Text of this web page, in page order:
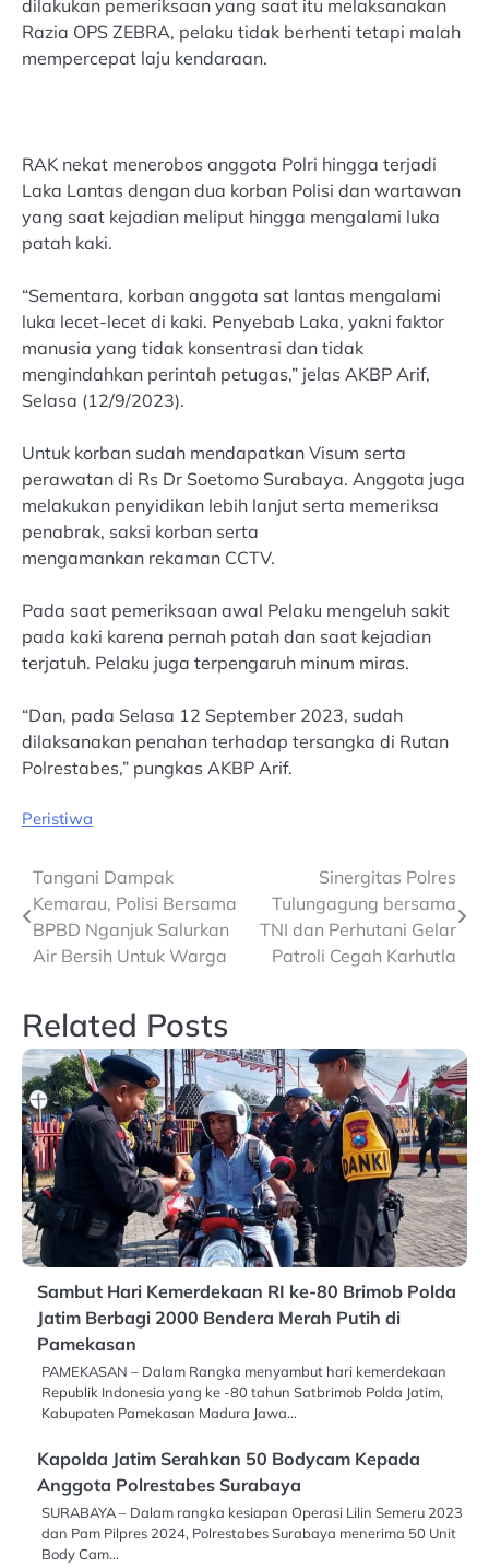
dilakukan pemeriksaan yang saat itu melaksanakan
Razia OPS ZEBRA, pelaku tidak berhenti tetapi malah
mempercepat laju kendaraan.
RAK nekat menerobos anggota Polri hingga terjadi
Laka Lantas dengan dua korban Polisi dan wartawan
yang saat kejadian meliput hingga mengalami luka
patah kaki.
“Sementara, korban anggota sat lantas mengalami
luka lecet-lecet di kaki. Penyebab Laka, yakni faktor
manusia yang tidak konsentrasi dan tidak
mengindahkan perintah petugas,” jelas AKBP Arif,
Selasa (12/9/2023).
Untuk korban sudah mendapatkan Visum serta
perawatan di Rs Dr Soetomo Surabaya. Anggota juga
melakukan penyidikan lebih lanjut serta memeriksa
penabrak, saksi korban serta
mengamankan rekaman CCTV.
Pada saat pemeriksaan awal Pelaku mengeluh sakit
pada kaki karena pernah patah dan saat kejadian
terjatuh. Pelaku juga terpengaruh minum miras.
“Dan, pada Selasa 12 September 2023, sudah
dilaksanakan penahan terhadap tersangka di Rutan
Polrestabes,” pungkas AKBP Arif.
Peristiwa
Post
navigation
Tangani Dampak
Kemarau, Polisi Bersama
BPBD Nganjuk Salurkan
Air Bersih Untuk Warga
Sinergitas Polres
Tulungagung bersama
TNI dan Perhutani Gelar
Patroli Cegah Karhutla
Related Posts
Sambut Hari Kemerdekaan RI ke-80 Brimob Polda
Jatim Berbagi 2000 Bendera Merah Putih di
Pamekasan
PAMEKASAN – Dalam Rangka menyambut hari kemerdekaan
Republik Indonesia yang ke -80 tahun Satbrimob Polda Jatim,
Kabupaten Pamekasan Madura Jawa…
Kapolda Jatim Serahkan 50 Bodycam Kepada
Anggota Polrestabes Surabaya
SURABAYA – Dalam rangka kesiapan Operasi Lilin Semeru 2023
dan Pam Pilpres 2024, Polrestabes Surabaya menerima 50 Unit
Body Cam…